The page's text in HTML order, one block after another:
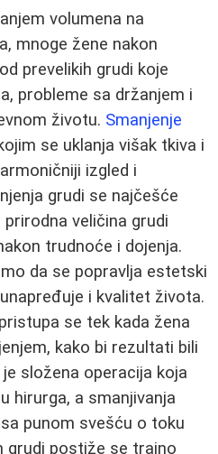
volumena na
mnoge žene nakon
prevelikih grudi koje
probleme sa držanjem i
životu. Smanjenje
se uklanja višak tkiva i
izgled i
grudi se najčešće
veličina grudi
trudnoće i dojenja.
da se popravlja estetski
i kvalitet života.
se tek kada žena
kako bi rezultati bili
složena operacija koja
hirurga, a smanjivanja
punom svešću o toku
grudi postiže se trajno